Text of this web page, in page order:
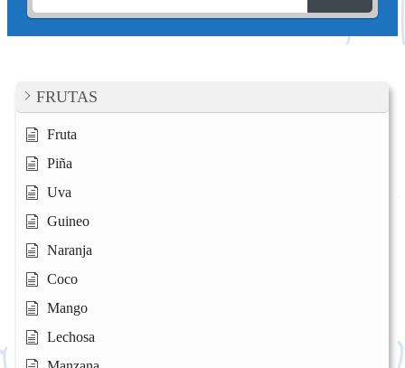
FRUTAS
Fruta
Piña
Uva
Guineo
Naranja
Coco
Mango
Lechosa